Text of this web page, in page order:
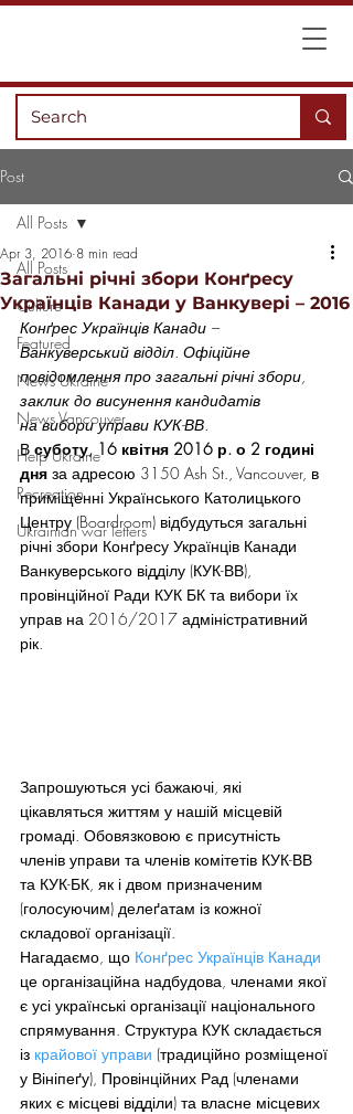
Post
All Posts
Culture
Featured
News Ukraine
News Vancouver
Help Ukraine
Recreation
Ukrainian war letters
All Posts
Загальні річні збори Конґресу
Українців Канади у Ванкувері – 2016
Apr 3, 2016 8 min read
Конґрес Українців Канади –
Ванкуверський відділ. Офіційне
повідомлення про загальні річні збори,
заклик до висунення кандидатів
на вибори управи КУК-ВВ.
В суботу, 16 квітня 2016 р. о 2 годині
дня за адресою 3150 Ash St., Vancouver, в
приміщенні Українського Католицького
Центру (Boardroom) відбудуться загальні
річні збори Конґресу Українців Канади
Ванкуверського відділу (КУК-ВВ),
провінційної Ради КУК БК та вибори їх
управ на 2016/2017 адміністративний
рік.
Запрошуються усі бажаючі, які
цікавляться життям у нашій місцевій
громаді. Обовязковою є присутність
членів управи та членів комітетів КУК-ВВ
та КУК-БК, як і двом призначеним
(голосуючим) делеґатам із кожної
складової організації.
Нагадаємо, що Конґрес Українців Канади
це організаційна надбудова, членами якої
є усі українські організації національного
спрямування. Структура КУК складається
із крайової управи (традиційно розміщеної
у Вініпеґу), Провінційних Рад (членами
яких є місцеві відділи) та власне місцевих